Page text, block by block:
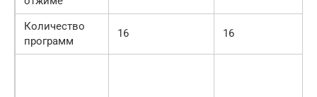
Количество
программ
16 16